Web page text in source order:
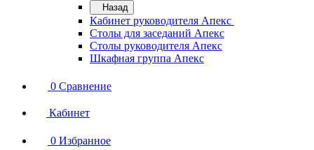
Назад
Кабинет руководителя Апекс
Столы для заседаний Апекс
Столы руководителя Апекс
Шкафная группа Апекс
0 Сравнение
Кабинет
0 Избранное